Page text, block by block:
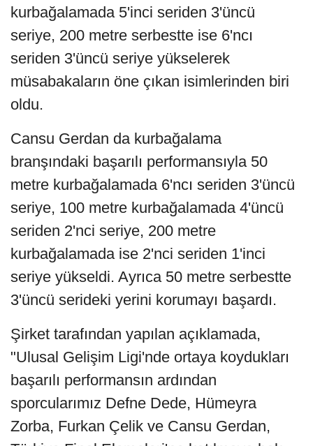
kurbağalamada 5'inci seriden 3'üncü
seriye, 200 metre serbestte ise 6'ncı
seriden 3'üncü seriye yükselerek
müsabakaların öne çıkan isimlerinden biri
oldu.
Cansu Gerdan da kurbağalama
branşındaki başarılı performansıyla 50
metre kurbağalamada 6'ncı seriden 3'üncü
seriye, 100 metre kurbağalamada 4'üncü
seriden 2'nci seriye, 200 metre
kurbağalamada ise 2'nci seriden 1'inci
seriye yükseldi. Ayrıca 50 metre serbestte
3'üncü serideki yerini korumayı başardı.
Şirket tarafından yapılan açıklamada,
"Ulusal Gelişim Ligi'nde ortaya koydukları
başarılı performansın ardından
sporcularımız Defne Dede, Hümeyra
Zorba, Furkan Çelik ve Cansu Gerdan,